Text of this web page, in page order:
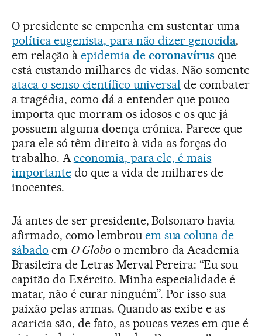
O presidente se empenha em sustentar uma
política eugenista, para não dizer genocida,
em relação à epidemia de coronavírus que
está custando milhares de vidas. Não somente
ataca o senso científico universal de combater
a tragédia, como dá a entender que pouco
importa que morram os idosos e os que já
possuem alguma doença crônica. Parece que
para ele só têm direito à vida as forças do
trabalho. Aeconomia, para ele, é mais
importantedo que a vida de milhares de
inocentes.
Já antes de ser presidente, Bolsonaro havia
afirmado, como lembrou em sua coluna de
sábado em O Globoo membro da Academia
Brasileira de Letras Merval Pereira: “Eu sou
capitão do Exército. Minha especialidade é
matar, não é curar ninguém”. Por isso sua
paixão pelas armas. Quando as exibe e as
acaricia são, de fato, as poucas vezes em que é